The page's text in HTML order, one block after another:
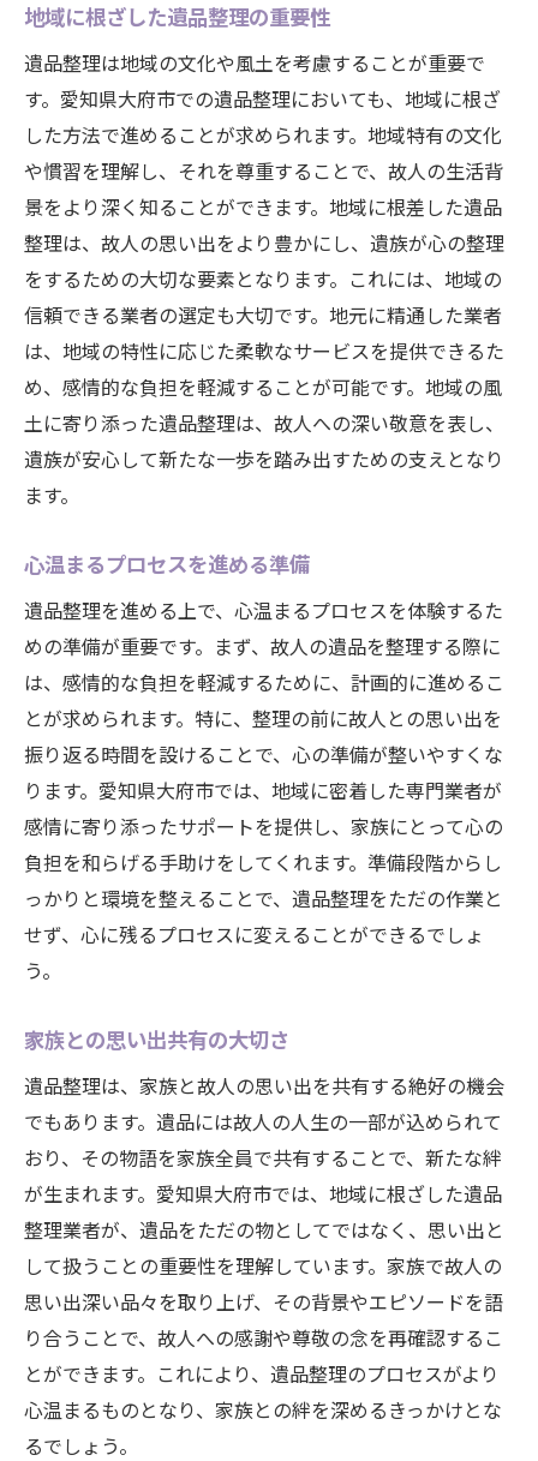
法律的な手続きを押さえた遺品整理の注意点
法的手続きの基本を理解する
相続手続きでの重要ポイント
未然にトラブルを防ぐために
遺産分割協議の進め方
法律専門家に相談するタイミング
必要書類の準備と保管
遺品整理で心の負担を軽減するためのヒント
感情的負担を軽くする方法
整理を進めるための心構え
家族の心を支えるコミュニケーション
心の整理を助けるサポート体制
家族で共有する遺品に込められたストーリー
遺品が伝える家族の歴史
思い出を次世代に語り継ぐ
ストーリーを共有する時間を作る
遺品と共に振り返る故人の人生
家族の絆を深める機会
遺品が教えてくれる新たな発見
安心して遺品整理を進めるための重要ポイント
計画的に進めるためのガイド
安心感を得るための準備
信頼できるサポート体制の確立
整理後の新しい日常への移行
心に寄り添う遺品整理で新たな一歩を踏み出す
遺品整理がもたらす心の変化
新しい生活に向けた準備
思い出を胸に前進する方法
心に寄り添う整理のメリット
未来に向けた心の整理術
新たな日常へのステップ
地域に根ざした遺品整理の重要性
遺品整理は地域の文化や風土を考慮することが重要で
す。愛知県大府市での遺品整理においても、地域に根ざ
した方法で進めることが求められます。地域特有の文化
や慣習を理解し、それを尊重することで、故人の生活背
景をより深く知ることができます。地域に根差した遺品
整理は、故人の思い出をより豊かにし、遺族が心の整理
をするための大切な要素となります。これには、地域の
信頼できる業者の選定も大切です。地元に精通した業者
は、地域の特性に応じた柔軟なサービスを提供できるた
め、感情的な負担を軽減することが可能です。地域の風
土に寄り添った遺品整理は、故人への深い敬意を表し、
遺族が安心して新たな一歩を踏み出すための支えとなり
ます。
心温まるプロセスを進める準備
遺品整理を進める上で、心温まるプロセスを体験するた
めの準備が重要です。まず、故人の遺品を整理する際に
は、感情的な負担を軽減するために、計画的に進めるこ
とが求められます。特に、整理の前に故人との思い出を
振り返る時間を設けることで、心の準備が整いやすくな
ります。愛知県大府市では、地域に密着した専門業者が
感情に寄り添ったサポートを提供し、家族にとって心の
負担を和らげる手助けをしてくれます。準備段階からし
っかりと環境を整えることで、遺品整理をただの作業と
せず、心に残るプロセスに変えることができるでしょ
う。
家族との思い出共有の大切さ
遺品整理は、家族と故人の思い出を共有する絶好の機会
でもあります。遺品には故人の人生の一部が込められて
おり、その物語を家族全員で共有することで、新たな絆
が生まれます。愛知県大府市では、地域に根ざした遺品
整理業者が、遺品をただの物としてではなく、思い出と
して扱うことの重要性を理解しています。家族で故人の
思い出深い品々を取り上げ、その背景やエピソードを語
り合うことで、故人への感謝や尊敬の念を再確認するこ
とができます。これにより、遺品整理のプロセスがより
心温まるものとなり、家族との絆を深めるきっかけとな
るでしょう。